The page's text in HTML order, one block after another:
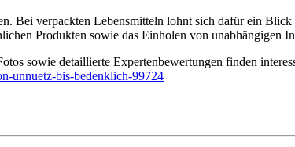
Bei verpackten Lebensmitteln lohnt sich dafür ein
Produkten sowie das Einholen von unabhängigen
sowie detaillierte Expertenbewertungen finden
unnuetz-bis-bedenklich-99724